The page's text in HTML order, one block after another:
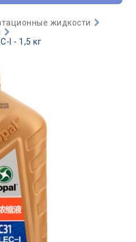
жидкости
I - 1,5 кг